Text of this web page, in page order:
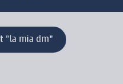
"la mia dm"